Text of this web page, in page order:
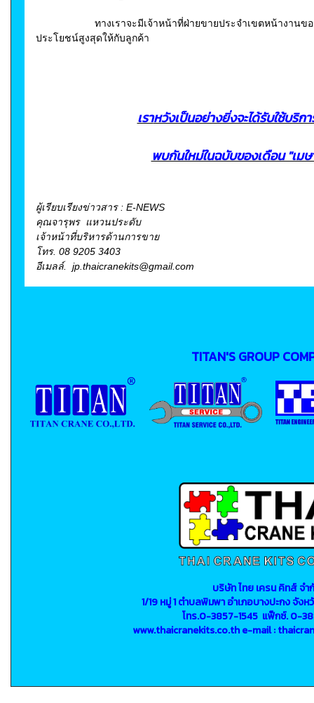
ทางเราจะมีเจ้าหน้าที่ฝ่ายขายประจำเขตหน้างานข
ประโยชน์สูงสุดให้กับลูกค้า
เราหวังเป็นอย่างยิ่งจะได้รับใช้บริก
พบกันใหม่ในฉบับของเดือน "เม
ผู้เรียบเรียงข่าวสาร : E-NEWS
คุณจารุพร แหวนประดับ
เจ้าหน้าที่บริหารด้านการขาย
โทร. 08 9205 3403
อีเมลล์. jp.thaicranekits@gmail.com
TITAN'S GROUP
บริษัท ไทย เครน คิทส์ จำ
1/19 หมู่ 1 ตำบลพิมพา อำเภอบางปะกง จังห
โทร.0-3857-1545 แฟ็กซ์. 0-
www.thaicranekits.co.th e-mail :